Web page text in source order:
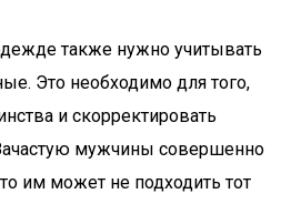
также нужно учитывать
Это необходимо для того,
и скорректировать
мужчины совершенно
им может не подходить тот